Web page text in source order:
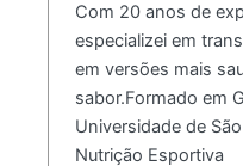
Com 20 anos de
especializei em
em versões mais
sabor.Formado em
Universidade de
Nutrição Esportiva